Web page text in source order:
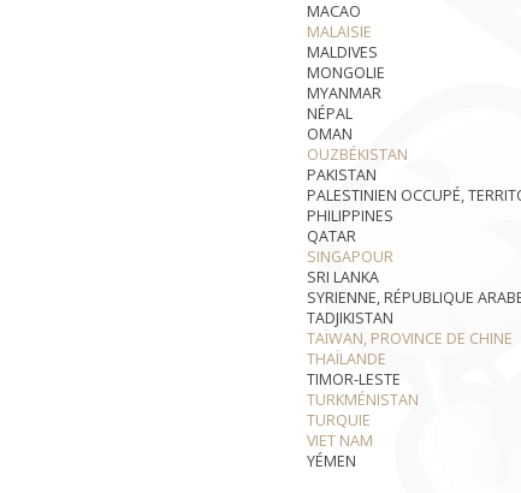
MACAO
MALAISIE
MALDIVES
MONGOLIE
MYANMAR
NÉPAL
OMAN
OUZBÉKISTAN
PAKISTAN
PALESTINIEN OCCUPÉ,
PHILIPPINES
QATAR
SINGAPOUR
SRI LANKA
SYRIENNE, RÉPUBLIQUE
TADJIKISTAN
TAÏWAN, PROVINCE DE CHINE
THAÏLANDE
TIMOR-LESTE
TURKMÉNISTAN
TURQUIE
VIET NAM
YÉMEN